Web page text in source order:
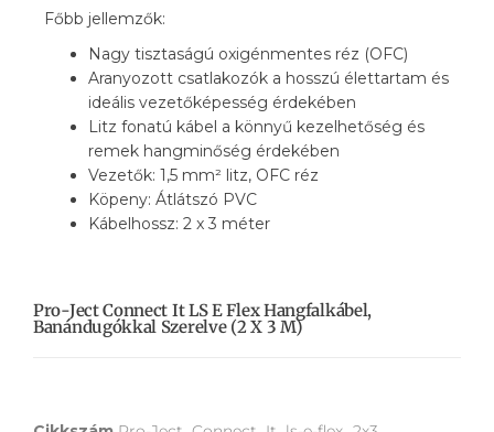
Főbb jellemzők:
Nagy tisztaságú oxigénmentes réz (OFC)
Aranyozott csatlakozók a hosszú élettartam és
ideális vezetőképesség érdekében
Litz fonatú kábel a könnyű kezelhetőség és
remek hangminőség érdekében
Vezetők: 1,5 mm² litz, OFC réz
Köpeny: Átlátszó PVC
Kábelhossz: 2 x 3 méter
Pro-Ject Connect It LS E Flex Hangfalkábel,
Banándugókkal Szerelve (2 X 3 M)